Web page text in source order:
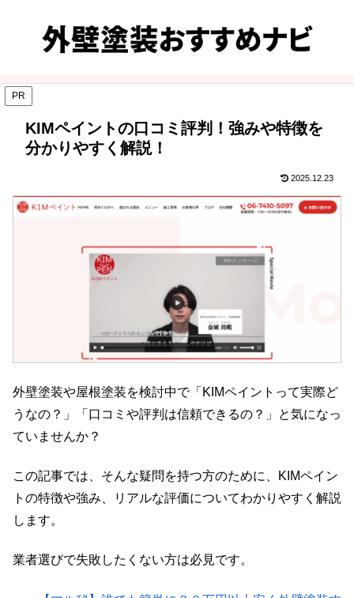
PR
KIMペイントの口コミ評判！強みや特徴を
分かりやすく解説！
2025.12.23
外壁塗装や屋根塗装を検討中で「KIMペイントって実際ど
うなの？」「口コミや評判は信頼できるの？」と気になっ
ていませんか？
この記事では、そんな疑問を持つ方のために、KIMペイン
トの特徴や強み、リアルな評価についてわかりやすく解説
します。
業者選びで失敗したくない方は必見です。